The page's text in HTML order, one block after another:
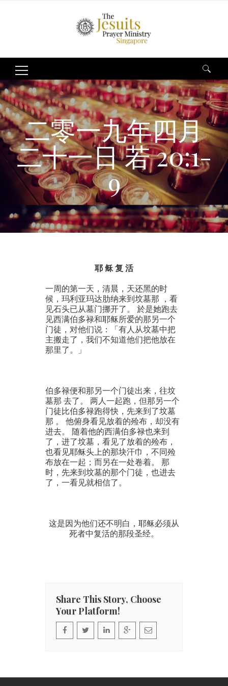
Search
for:
二零一九年四月
二十一日 若 20:1-
9
耶 稣 复 活
一周的第一天，清晨，天还黑的时
候，玛利亚玛达肋纳来到坟墓那 ，看
见石头已从墓门挪开了。 於是她跑去
见西满伯多禄和耶稣所爱的那另一个
门徒，对他们说：「有人从坟墓中把
主搬走了，我们不知道他们把他放在
那里了。」
伯多禄便和那另一个门徒出来，往坟
墓那 去了。 两人一起跑，但那另一个
门徒比伯多禄跑得快，先来到了坟墓
那 。 他俯身看见放着的殓布，却没有
进去。 随着他的西满伯多禄也来到
了，进了坟墓，看见了放着的殓布，
也看见耶稣头上的那块汗巾，不同殓
布放在一起；而另在一处卷着。 那
时，先来到坟墓的那个门徒，也进去
了，一看见就相信了。
这是因为他们还不明白，耶稣必须从
死者中复活的那段圣经。
Share This Story, Choose
Your Platform!